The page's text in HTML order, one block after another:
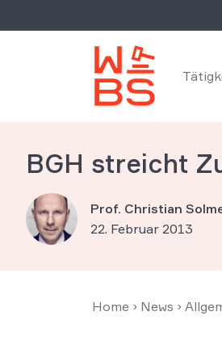
BGH streicht
Prof. Christian
22. Februar 2013
Home › News ›